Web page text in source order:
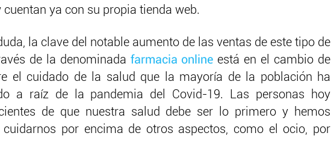
ya con su propia tienda web.
la clave del notable aumento de las ventas de este tipo de
de la denominada farmacia online está en el cambio de
el cuidado de la salud que la mayoría de la población ha
a raíz de la pandemia del Covid-19. Las personas hoy
de que nuestra salud debe ser lo primero y hemos
cuidarnos por encima de otros aspectos, como el ocio, por